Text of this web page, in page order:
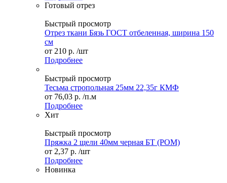
Готовый отрез
Быстрый просмотр
Отрез ткани Бязь ГОСТ отбеленная, ширина 150
см
от 210 р. /шт
Подробнее
Быстрый просмотр
Тесьма стропольная 25мм 22,35г КМФ
от 76,03 р. /п.м
Подробнее
Хит
Быстрый просмотр
Пряжка 2 щели 40мм черная БТ (POM)
от 2,37 р. /шт
Подробнее
Новинка